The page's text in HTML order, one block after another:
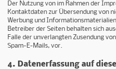
Der Nutzung von im Rahmen der
Kontaktdaten zur Übersendung von
Werbung und
Betreiber der Seiten behalten sich
Falle der unverlangten Zusendung
Spam-E-Mails, vor.
4. Datenerfassung auf